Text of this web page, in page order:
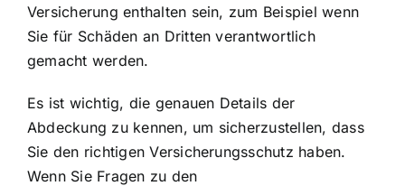
Versicherung enthalten sein, zum Beispiel wenn
Sie für Schäden an Dritten verantwortlich
gemacht werden.
Es ist wichtig, die genauen Details der
Abdeckung zu kennen, um sicherzustellen, dass
Sie den richtigen Versicherungsschutz haben.
Wenn Sie Fragen zu den